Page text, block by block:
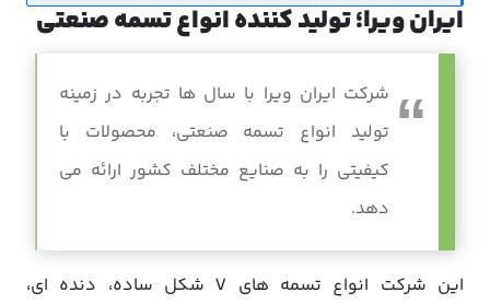
ایران ویرا؛ تولید کننده انواع تسمه صنعتی
شرکت ایران ویرا با سال ها تجربه در زمینه
تولید انواع تسمه صنعتی، محصولات با
کیفیتی را به صنایع مختلف کشور ارائه می
دهد.
این شرکت انواع تسمه های V شکل ساده، دنده ای،